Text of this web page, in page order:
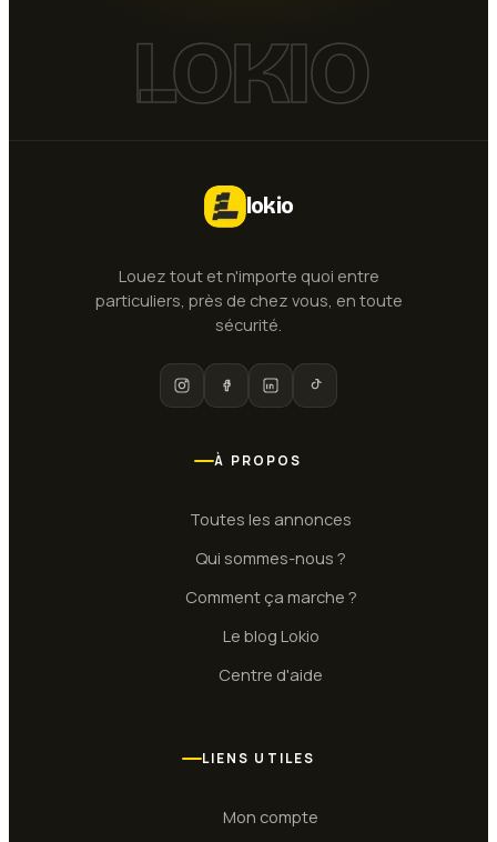
LOKIO
lokio
Louez tout et n'importe quoi entre
particuliers, près de chez vous, en toute
sécurité.
À PROPOS
Toutes les annonces
Qui sommes-nous ?
Comment ça marche ?
Le blog Lokio
Centre d'aide
LIENS UTILES
Mon compte